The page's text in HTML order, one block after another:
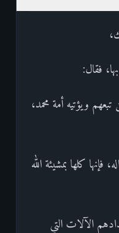
فقال:
ويؤتيه أمة محمد،
كلها بمشيئة الله
الآلات التي